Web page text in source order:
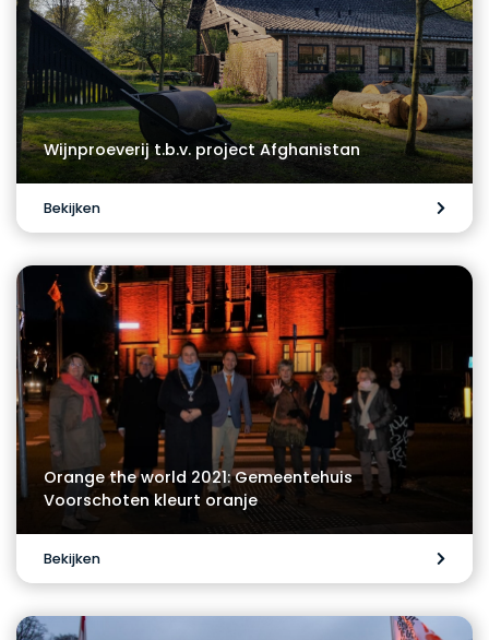
Wijnproeverij t.b.v. project Afghanistan
Bekijken
Orange the world 2021: Gemeentehuis
Voorschoten kleurt oranje
Bekijken